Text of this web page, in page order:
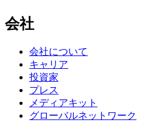
会社
会社について
キャリア
投資家
プレス
メディアキット
グローバルネットワーク